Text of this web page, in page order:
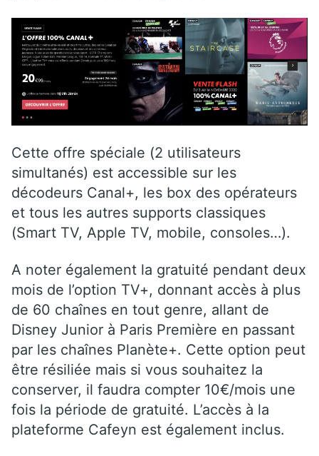
Cette offre spéciale (2 utilisateurs
simultanés) est accessible sur les
décodeurs Canal+, les box des opérateurs
et tous les autres supports classiques
(Smart TV, Apple TV, mobile, consoles…).
A noter également la gratuité pendant deux
mois de l’option TV+, donnant accès à plus
de 60 chaînes en tout genre, allant de
Disney Junior à Paris Première en passant
par les chaînes Planète+. Cette option peut
être résiliée mais si vous souhaitez la
conserver, il faudra compter 10€/mois une
fois la période de gratuité. L’accès à la
plateforme Cafeyn est également inclus.